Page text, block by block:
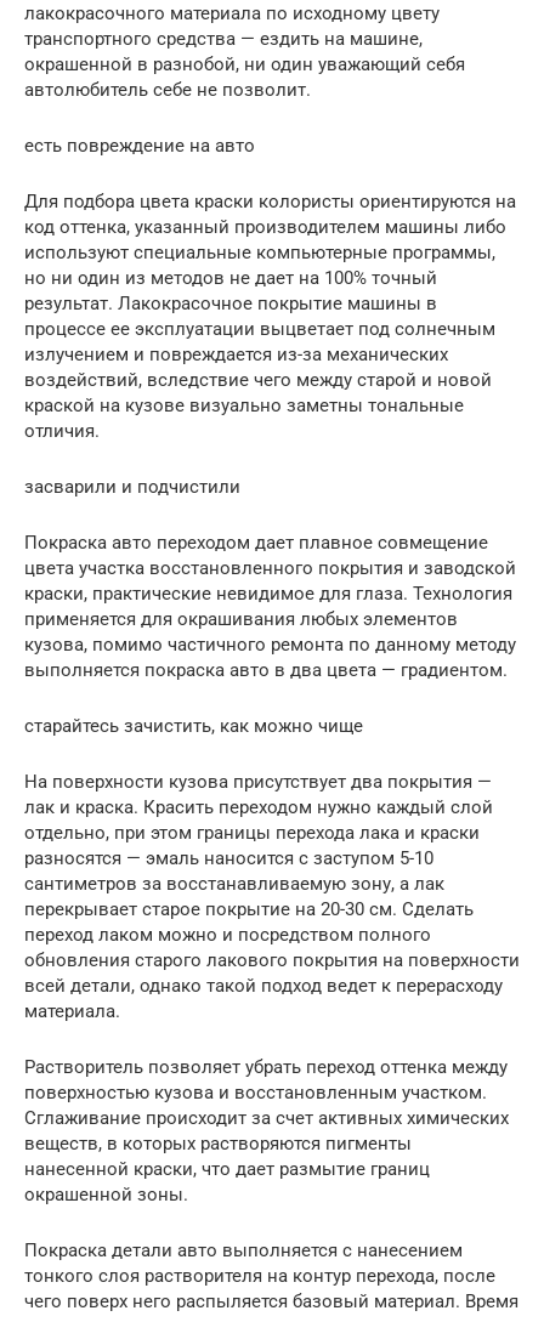
лакокрасочного материала по исходному цвету
транспортного средства — ездить на машине,
окрашенной в разнобой, ни один уважающий себя
автолюбитель себе не позволит.
есть повреждение на авто
Для подбора цвета краски колористы ориентируются на
код оттенка, указанный производителем машины либо
используют специальные компьютерные программы,
но ни один из методов не дает на 100% точный
результат. Лакокрасочное покрытие машины в
процессе ее эксплуатации выцветает под солнечным
излучением и повреждается из-за механических
воздействий, вследствие чего между старой и новой
краской на кузове визуально заметны тональные
отличия.
засварили и подчистили
Покраска авто переходом дает плавное совмещение
цвета участка восстановленного покрытия и заводской
краски, практические невидимое для глаза. Технология
применяется для окрашивания любых элементов
кузова, помимо частичного ремонта по данному методу
выполняется покраска авто в два цвета — градиентом.
старайтесь зачистить, как можно чище
На поверхности кузова присутствует два покрытия —
лак и краска. Красить переходом нужно каждый слой
отдельно, при этом границы перехода лака и краски
разносятся — эмаль наносится с заступом 5-10
сантиметров за восстанавливаемую зону, а лак
перекрывает старое покрытие на 20-30 см. Сделать
переход лаком можно и посредством полного
обновления старого лакового покрытия на поверхности
всей детали, однако такой подход ведет к перерасходу
материала.
Растворитель позволяет убрать переход оттенка между
поверхностью кузова и восстановленным участком.
Сглаживание происходит за счет активных химических
веществ, в которых растворяются пигменты
нанесенной краски, что дает размытие границ
окрашенной зоны.
Покраска детали авто выполняется с нанесением
тонкого слоя растворителя на контур перехода, после
чего поверх него распыляется базовый материал. Время